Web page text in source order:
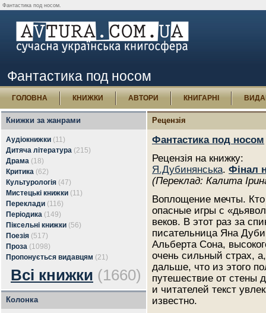
Фантастика под носом.
Фантастика под носом
ГОЛОВНА КНИЖКИ АВТОРИ КНИГАРНІ
Книжки за жанрами
Аудіокнижки (11)
Дитяча література (215)
Драма (18)
Критика (62)
Культурологія (47)
Мистецькі книжки (11)
Переклади (116)
Періодика (149)
Піксельні книжки (56)
Поезія (517)
Проза (1098)
Пропонується видавцям (21)
Всі книжки (1660)
Колонка
Рецензія
Фантастика под носом
Рецензія на книжку:
Я.Дубинянська. Фінал
(Переклад: Калита
Воплощение мечты.
опасные игры с
веков. В этот раз за
писательница Яна
Альберта Сона,
очень сильный страх,
дальше, что из этого
путешествие от стены
и читателей текст
известно.